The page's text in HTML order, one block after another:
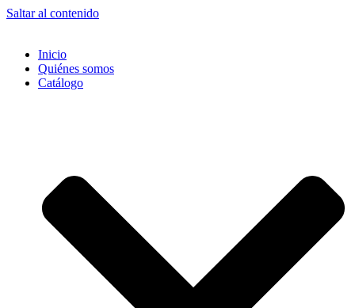
Saltar al contenido
Inicio
Quiénes somos
Catálogo